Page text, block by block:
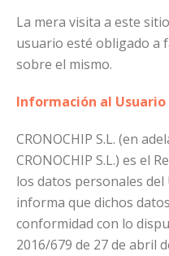
La mera visita a este
usuario esté obligado a
sobre el mismo.
Información al Usuario
CRONOCHIP S.L. (en
CRONOCHIP S.L.) es el
los datos personales
informa que dichos
conformidad con lo
2016/679 de 27 de abril